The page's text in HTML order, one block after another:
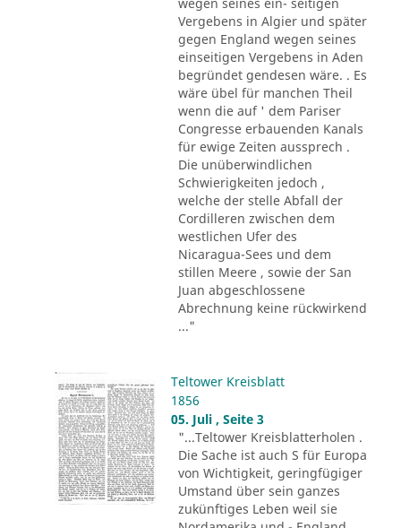
Vergebens in Algier und später
gegen England wegen seines
einseitigen Vergebens in Aden
begründet gendesen wäre. . Es
wäre übel für manchen Theil
wenn die auf ' dem Pariser
Congresse erbauenden Kanals
für ewige Zeiten aussprech .
Die unüberwindlichen
Schwierigkeiten jedoch ,
welche der stelle Abfall der
Cordilleren zwischen dem
westlichen Ufer des
Nicaragua-Sees und dem
stillen Meere , sowie der San
Juan abgeschlossene
Abrechnung keine rückwirkend
..."
Teltower Kreisblatt
1856
05. Juli , Seite 3
"...Teltower Kreisblatterholen .
Die Sache ist auch S für Europa
von Wichtigkeit, geringfügiger
Umstand über sein ganzes
zukünftiges Leben weil sie